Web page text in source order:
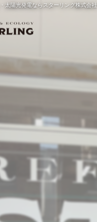
太陽光発電ならスターリング株式会社